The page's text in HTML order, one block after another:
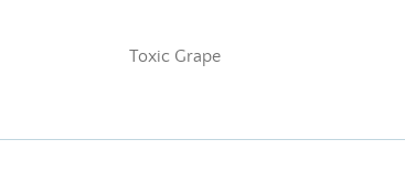
Toxic Grape